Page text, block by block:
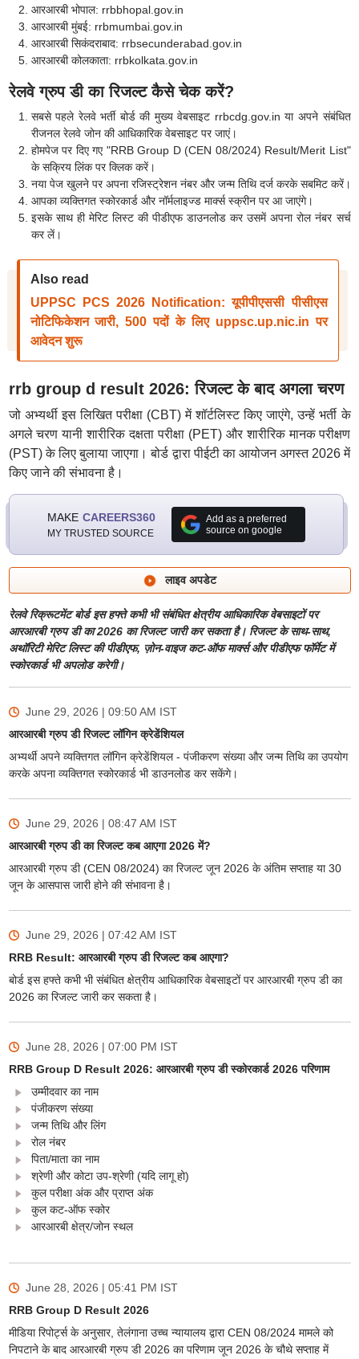
आरआरबी भोपाल: rrbbhopal.gov.in
आरआरबी मुंबई: rrbmumbai.gov.in
आरआरबी सिकंदराबाद: rrbsecunderabad.gov.in
आरआरबी कोलकाता: rrbkolkata.gov.in
रेलवे ग्रुप डी का रिजल्ट कैसे चेक करें?
सबसे पहले रेलवे भर्ती बोर्ड की मुख्य वेबसाइट rrbcdg.gov.in या अपने संबंधित
रीजनल रेलवे जोन की आधिकारिक वेबसाइट पर जाएं।
होमपेज पर दिए गए "RRB Group D (CEN 08/2024) Result/Merit List"
के सक्रिय लिंक पर क्लिक करें।
नया पेज खुलने पर अपना रजिस्ट्रेशन नंबर और जन्म तिथि दर्ज करके सबमिट करें।
आपका व्यक्तिगत स्कोरकार्ड और नॉर्मलाइज्ड मार्क्स स्क्रीन पर आ जाएंगे।
इसके साथ ही मेरिट लिस्ट की पीडीएफ डाउनलोड कर उसमें अपना रोल नंबर सर्च
कर लें।
Also read
UPPSC PCS 2026 Notification: यूपीपीएससी पीसीएस
नोटिफिकेशन जारी, 500 पदों के लिए uppsc.up.nic.in पर
आवेदन शुरू
rrb group d result 2026: रिजल्ट के बाद अगला चरण
जो अभ्यर्थी इस लिखित परीक्षा (CBT) में शॉर्टलिस्ट किए जाएंगे, उन्हें भर्ती के
अगले चरण यानी शारीरिक दक्षता परीक्षा (PET) और शारीरिक मानक परीक्षण
(PST) के लिए बुलाया जाएगा। बोर्ड द्वारा पीईटी का आयोजन अगस्त 2026 में
किए जाने की संभावना है।
MAKE CAREERS360
MY TRUSTED SOURCE
Add as a preferred
source on google
लाइव अपडेट
रेलवे रिक्रूटमेंट बोर्ड इस हफ्ते कभी भी संबंधित क्षेत्रीय आधिकारिक वेबसाइटों पर
आरआरबी ग्रुप डी का 2026 का रिजल्ट जारी कर सकता है। रिजल्ट के साथ-साथ,
अथॉरिटी मेरिट लिस्ट की पीडीएफ, ज़ोन-वाइज कट-ऑफ मार्क्स और पीडीएफ फॉर्मेट में
स्कोरकार्ड भी अपलोड करेगी।
June 29, 2026 | 09:50 AM IST
आरआरबी ग्रुप डी रिजल्ट लॉगिन क्रेडेंशियल
अभ्यर्थी अपने व्यक्तिगत लॉगिन क्रेडेंशियल - पंजीकरण संख्या और जन्म तिथि का उपयोग
करके अपना व्यक्तिगत स्कोरकार्ड भी डाउनलोड कर सकेंगे।
June 29, 2026 | 08:47 AM IST
आरआरबी ग्रुप डी का रिजल्ट कब आएगा 2026 में?
आरआरबी ग्रुप डी (CEN 08/2024) का रिजल्ट जून 2026 के अंतिम सप्ताह या 30
जून के आसपास जारी होने की संभावना है।
June 29, 2026 | 07:42 AM IST
RRB Result: आरआरबी ग्रुप डी रिजल्ट कब आएगा?
बोर्ड इस हफ्ते कभी भी संबंधित क्षेत्रीय आधिकारिक वेबसाइटों पर आरआरबी ग्रुप डी का
2026 का रिजल्ट जारी कर सकता है।
June 28, 2026 | 07:00 PM IST
RRB Group D Result 2026: आरआरबी ग्रुप डी स्कोरकार्ड 2026 परिणाम
उम्मीदवार का नाम
पंजीकरण संख्या
जन्म तिथि और लिंग
रोल नंबर
पिता/माता का नाम
श्रेणी और कोटा उप-श्रेणी (यदि लागू हो)
कुल परीक्षा अंक और प्राप्त अंक
कुल कट-ऑफ स्कोर
आरआरबी क्षेत्र/जोन स्थल
June 28, 2026 | 05:41 PM IST
RRB Group D Result 2026
मीडिया रिपोर्ट्स के अनुसार, तेलंगाना उच्च न्यायालय द्वारा CEN 08/2024 मामले को
निपटाने के बाद आरआरबी ग्रुप डी 2026 का परिणाम जून 2026 के चौथे सप्ताह में